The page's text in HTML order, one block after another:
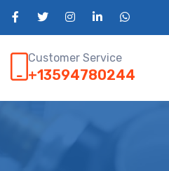
Customer Service
+13594780244